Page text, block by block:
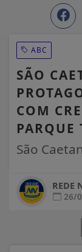
ABC
SÃO
COM
PARQUE
São
REDE
26/